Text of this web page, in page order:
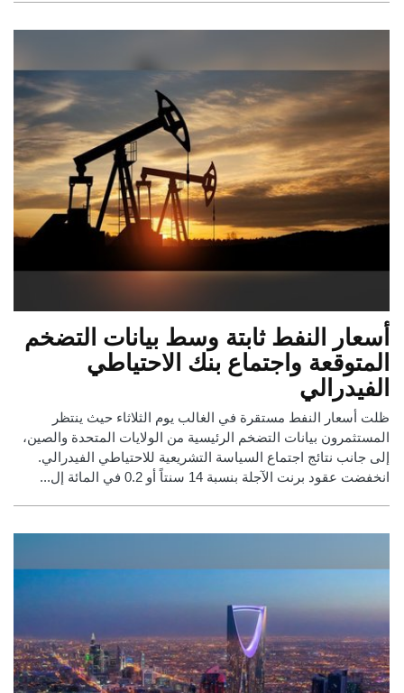
أسعار النفط ثابتة وسط بيانات التضخم
المتوقعة واجتماع بنك الاحتياطي
الفيدرالي
ظلت أسعار النفط مستقرة في الغالب يوم الثلاثاء حيث ينتظر
المستثمرون بيانات التضخم الرئيسية من الولايات المتحدة والصين،
إلى جانب نتائج اجتماع السياسة التشريعية للاحتياطي الفيدرالي.
انخفضت عقود برنت الآجلة بنسبة 14 سنتاً أو 0.2 في المائة إل...